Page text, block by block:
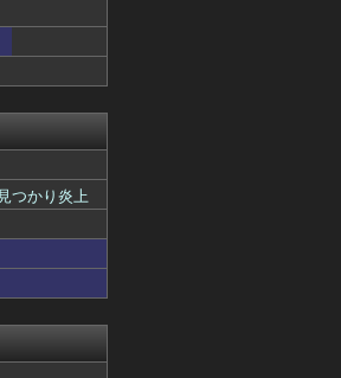
＠ネ...
...
...
ま...
つかり炎上